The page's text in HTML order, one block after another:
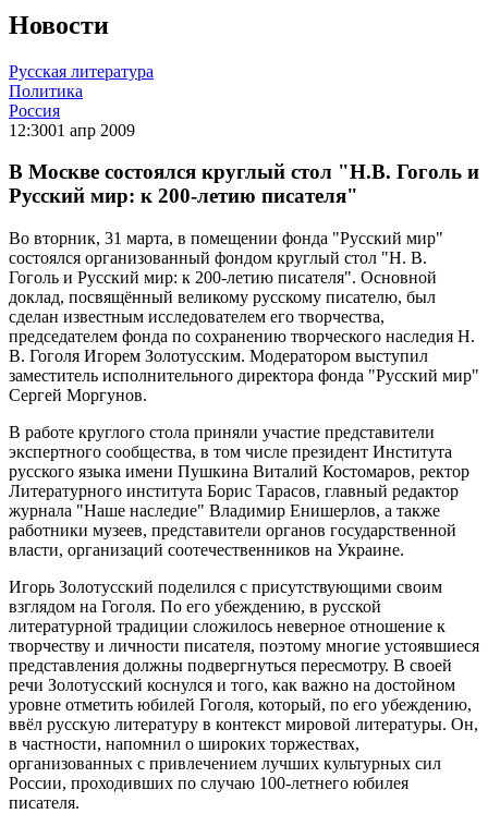
Новости
Русская литература
Политика
Россия
12:3001 апр 2009
В Москве состоялся круглый стол "Н.В. Гоголь и
Русский мир: к 200-летию писателя"
Во вторник, 31 марта, в помещении фонда "Русский мир"
состоялся организованный фондом круглый стол "Н. В.
Гоголь и Русский мир: к 200-летию писателя". Основной
доклад, посвящённый великому русскому писателю, был
сделан известным исследователем его творчества,
председателем фонда по сохранению творческого наследия Н.
В. Гоголя Игорем Золотусским. Модератором выступил
заместитель исполнительного директора фонда "Русский мир"
Сергей Моргунов.
В работе круглого стола приняли участие представители
экспертного сообщества, в том числе президент Института
русского языка имени Пушкина Виталий Костомаров, ректор
Литературного института Борис Тарасов, главный редактор
журнала "Наше наследие" Владимир Енишерлов, а также
работники музеев, представители органов государственной
власти, организаций соотечественников на Украине.
Игорь Золотусский поделился с присутствующими своим
взглядом на Гоголя. По его убеждению, в русской
литературной традиции сложилось неверное отношение к
творчеству и личности писателя, поэтому многие устоявшиеся
представления должны подвергнуться пересмотру. В своей
речи Золотусский коснулся и того, как важно на достойном
уровне отметить юбилей Гоголя, который, по его убеждению,
ввёл русскую литературу в контекст мировой литературы. Он,
в частности, напомнил о широких торжествах,
организованных с привлечением лучших культурных сил
России, проходивших по случаю 100-летнего юбилея
писателя.